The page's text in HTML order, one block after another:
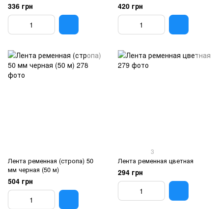
336 грн 420 грн
Лента ременная (стропа) 50
мм черная (50 м)
504 грн
3
Лента ременная цветная
294 грн